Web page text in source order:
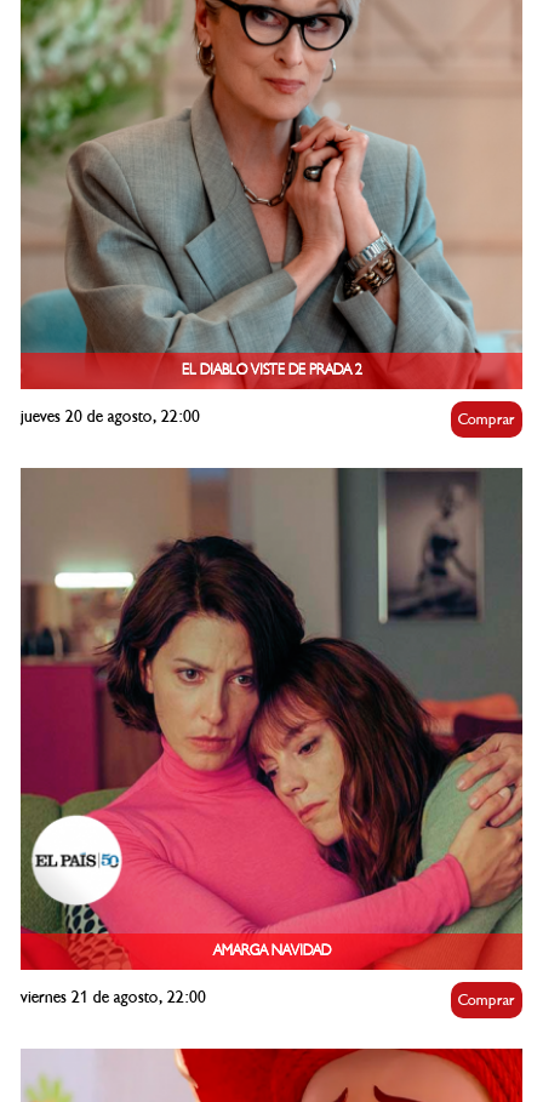
EL DIABLO VISTE DE PRADA 2
jueves 20 de agosto, 22:00 Comprar
AMARGA NAVIDAD
viernes 21 de agosto, 22:00 Comprar